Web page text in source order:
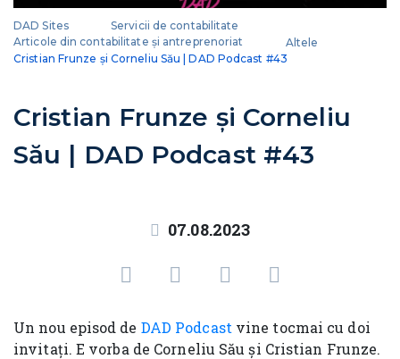
DAD Sites
Servicii de contabilitate
Articole din contabilitate și antreprenoriat
Altele
Cristian Frunze și Corneliu Său | DAD Podcast #43
Cristian Frunze și Corneliu
Său | DAD Podcast #43
07.08.2023
Un nou episod de DAD Podcast vine tocmai cu doi
invitați. E vorba de Corneliu Său și Cristian Frunze.